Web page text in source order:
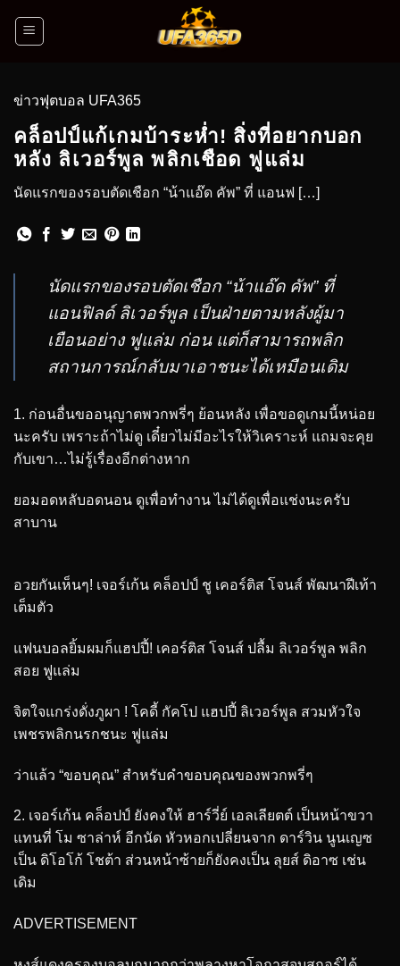
ข่าวฟุตบอล UFA365
คล็อปป์แก้เกมบ้าระห่ำ! สิ่งที่อยากบอก
หลัง ลิเวอร์พูล พลิกเชือด ฟูแล่ม
นัดแรกของรอบตัดเชือก “น้าแอ๊ด คัพ” ที่ แอนฟ […]
นัดแรกของรอบตัดเชือก “น้าแอ๊ด คัพ” ที่
แอนฟิลด์ ลิเวอร์พูล เป็นฝ่ายตามหลังผู้มา
เยือนอย่าง ฟูแล่ม ก่อน แต่ก็สามารถพลิก
สถานการณ์กลับมาเอาชนะได้เหมือนเดิม
1. ก่อนอื่นขออนุญาตพวกพรี่ๆ ย้อนหลัง เพื่อขอดูเกมนี้หน่อย
นะครับ เพราะถ้าไม่ดู เดี๋ยวไม่มีอะไรให้วิเคราะห์ แถมจะคุย
กับเขา…ไม่รู้เรื่องอีกต่างหาก
ยอมอดหลับอดนอน ดูเพื่อทำงาน ไม่ได้ดูเพื่อแช่งนะครับ
สาบาน
อวยกันเห็นๆ! เจอร์เก้น คล็อปป์ ชู เคอร์ติส โจนส์ พัฒนาฝีเท้า
เต็มตัว
แฟนบอลยิ้มผมก็แฮปปี้! เคอร์ติส โจนส์ ปลื้ม ลิเวอร์พูล พลิก
สอย ฟูแล่ม
จิตใจแกร่งดั่งภูผา ! โคดี้ กัคโป แฮปปี้ ลิเวอร์พูล สวมหัวใจ
เพชรพลิกนรกชนะ ฟูแล่ม
ว่าแล้ว “ขอบคุณ” สำหรับคำขอบคุณของพวกพรี่ๆ
2. เจอร์เก้น คล็อปป์ ยังคงให้ ฮาร์วี่ย์ เอลเลียตต์ เป็นหน้าขวา
แทนที่ โม ซาล่าห์ อีกนัด หัวหอกเปลี่ยนจาก ดาร์วิน นูนเญซ
เป็น ดิโอโก้ โชต้า ส่วนหน้าซ้ายก็ยังคงเป็น ลุยส์ ดิอาซ เช่น
เดิม
ADVERTISEMENT